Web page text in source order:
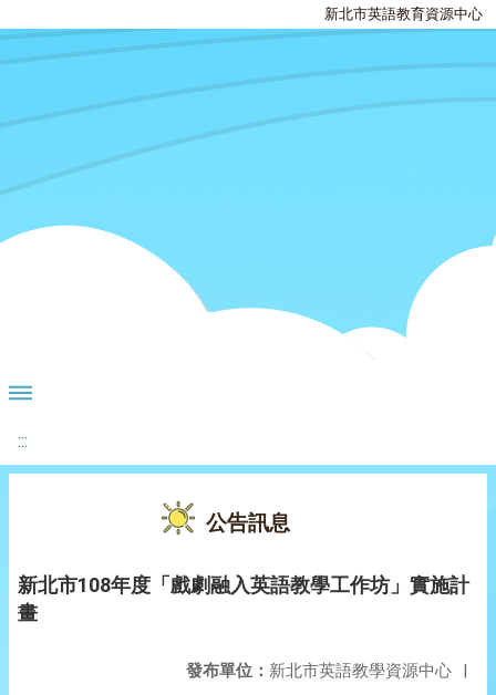
新北市英語教育資源中心
:::
公告訊息
新北市108年度「戲劇融入英語教學工作坊」實施計
畫
發布單位： 新北市英語教學資源中心 |